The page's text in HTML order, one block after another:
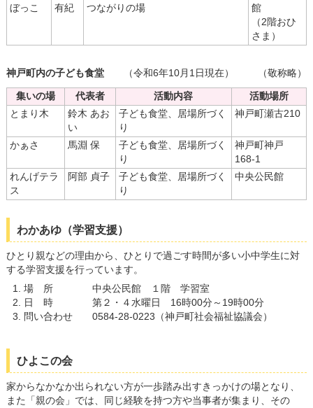
ぼっこ
有紀
つながりの場
館
（2階おひ
さま）
神戸町内の子ども食堂（令和6年10月1日現在） （敬称略）
集いの場 代表者 活動内容
活動場所
とまり木
鈴木 あお
い
子ども食堂、居場所づく
り
神戸町瀬古210
かぁさ 馬淵 保
子ども食堂、居場所づく
り
神戸町神戸
168-1
れんげテラ
ス
阿部 貞子
子ども食堂、居場所づく
り
中央公民館
わかあゆ（学習支援）
ひとり親などの理由から、ひとりで過ごす時間が多い小中学生に対
する学習支援を行っています。
場 所 中央公民館 １階 学習室
日 時 第２・４水曜日 16時00分～19時00分
問い合わせ 0584-28-0223（神戸町社会福祉協議会）
ひよこの会
家からなかなか出られない方が一歩踏み出すきっかけの場となり、
また「親の会」では、同じ経験を持つ方や当事者が集まり、その